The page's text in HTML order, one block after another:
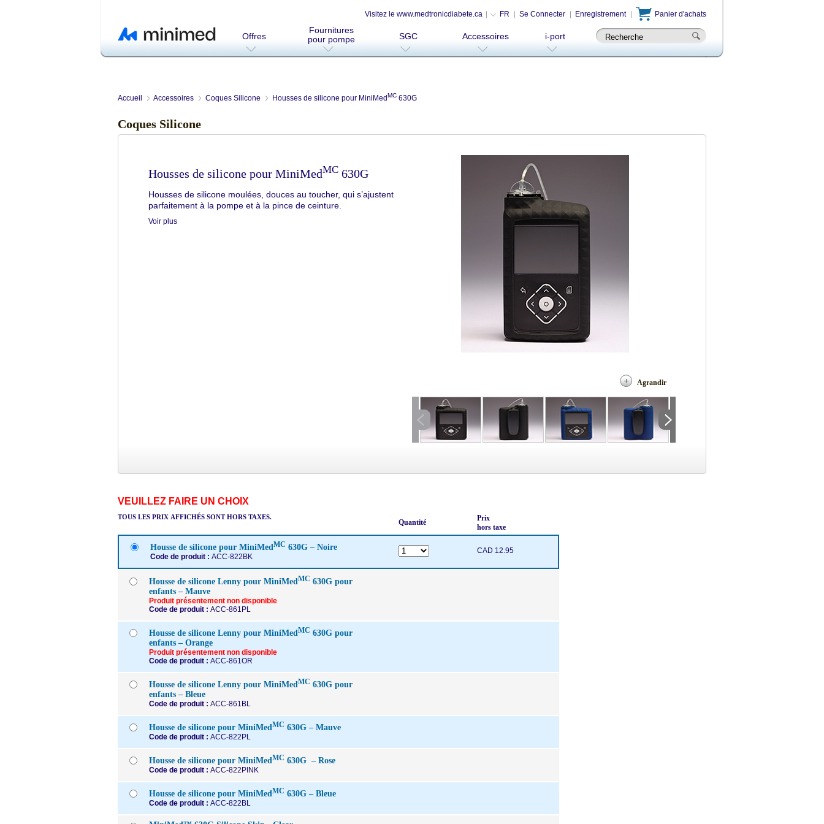
Visitez le www.medtronicdiabete.ca FR Se Connecter Enregistrement Panier d'achats
Offres
Fournitures
pour pompe
SGC Accessoires i-port
Accueil Accessoires Coques Silicone Housses de silicone pour MiniMedMC 630G
Coques Silicone
Housses de silicone pour MiniMedMC 630G
Housses de silicone moulées, douces au toucher, qui s’ajustent
parfaitement à la pompe et à la pince de ceinture.
Voir plus
Agrandir
VEUILLEZ FAIRE UN CHOIX
TOUS LES PRIX AFFICHÉS SONT HORS TAXES.
Quantité
Prix
hors taxe
Housse de silicone pour MiniMedMC 630G – Noire
Code de produit : ACC-822BK
CAD 12.95
Housse de silicone Lenny pour MiniMedMC 630G pour
enfants – Mauve
Produit présentement non disponible
Code de produit : ACC-861PL
Housse de silicone Lenny pour MiniMedMC 630G pour
enfants – Orange
Produit présentement non disponible
Code de produit : ACC-861OR
Housse de silicone Lenny pour MiniMedMC 630G pour
enfants – Bleue
Code de produit : ACC-861BL
Housse de silicone pour MiniMedMC 630G – Mauve
Code de produit : ACC-822PL
Housse de silicone pour MiniMedMC 630G – Rose
Code de produit : ACC-822PINK
Housse de silicone pour MiniMedMC 630G – Bleue
Code de produit : ACC-822BL